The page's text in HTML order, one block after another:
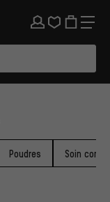
Poudres Soin